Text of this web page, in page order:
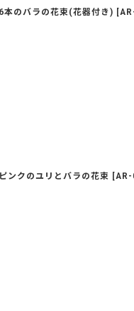
本のバラの花束(花器付き) [
ンクのユリとバラの花束 [